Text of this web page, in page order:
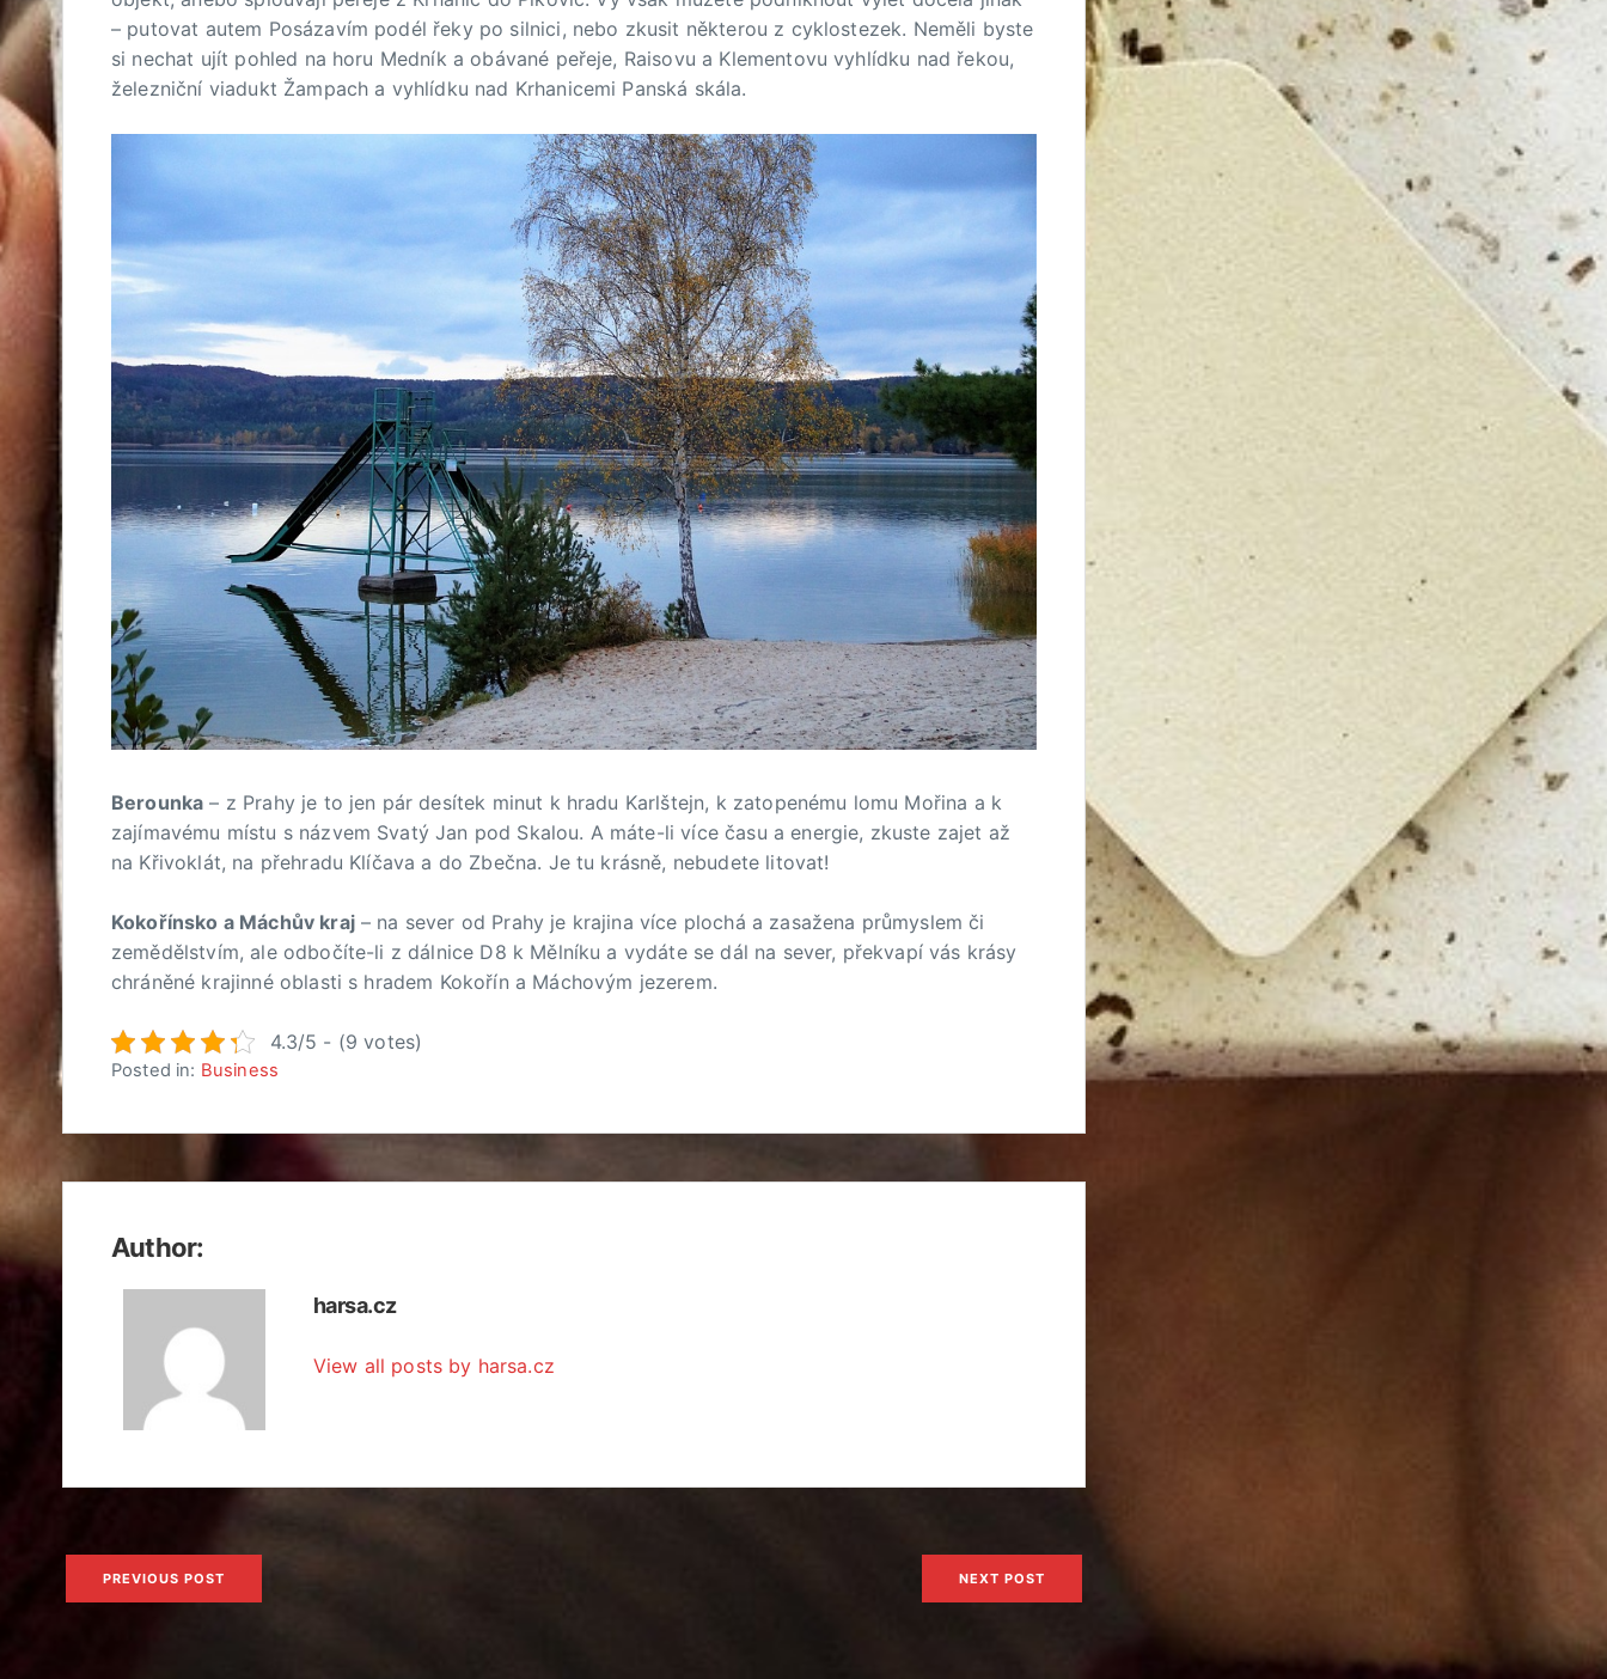
– putovat autem Posázavím podél řeky po silnici, nebo zkusit některou z cyklostezek. Neměli byste
si nechat ujít pohled na horu Medník a obávané peřeje, Raisovu a Klementovu vyhlídku nad řekou,
železniční viadukt Žampach a vyhlídku nad Krhanicemi Panská skála.
Berounka – z Prahy je to jen pár desítek minut k hradu Karlštejn, k zatopenému lomu Mořina a k
zajímavému místu s názvem Svatý Jan pod Skalou. A máte-li více času a energie, zkuste zajet až
na Křivoklát, na přehradu Klíčava a do Zbečna. Je tu krásně, nebudete litovat!
Kokořínsko a Máchův kraj– na sever od Prahy je krajina více plochá a zasažena průmyslem či
zemědělstvím, ale odbočíte-li z dálnice D8 k Mělníku a vydáte se dál na sever, překvapí vás krásy
chráněné krajinné oblasti s hradem Kokořín a Máchovým jezerem.
4.3/5 - (9 votes)
Posted in: Business
Author:
harsa.cz
View all posts by harsa.cz
Navigace
pro
PREVIOUS POST NEXT POST